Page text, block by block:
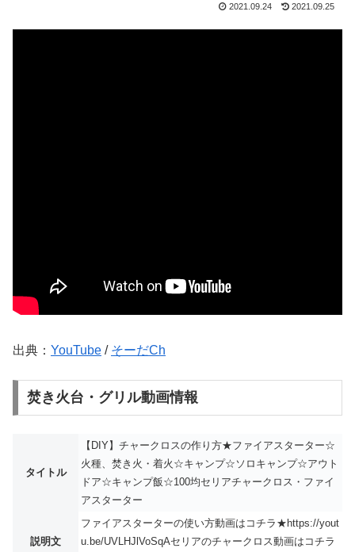
2021.09.24 2021.09.25
出典： YouTube / そーだCh
焚き火台・グリル動画情報
タイトル
【DIY】チャークロスの作り方★ファイアスターター☆
火種、焚き火・着火☆キャンプ☆ソロキャンプ☆アウト
ドア☆キャンプ飯☆100均セリアチャークロス・ファイ
アスターター
説明文
ファイアスターターの使い方動画はコチラ★https://yout
u.be/UVLHJlVoSqAセリアのチャークロス動画はコチラ